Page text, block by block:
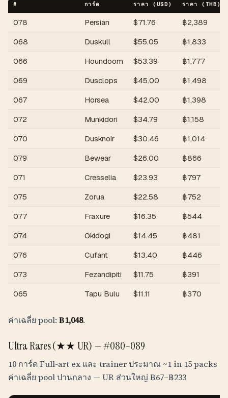
# การ์ด ราคา (USD) ราคา ( THB )
078 Persian $71.76 ฿2,389
068
Duskull $55.05 ฿1,833
066
Houndoom $53.39 ฿1,777
069
Dusclops $45.00 ฿1,498
067
Horsea $42.00 ฿1,398
072
Munkidori $34.79 ฿1,158
070
Dusknoir $30.46 ฿1,014
079
Bewear $26.00 ฿866
071
Cresselia $23.93 ฿797
075
Zorua $22.58 ฿752
077
Fraxure $16.35 ฿544
074
Okidogi $14.45 ฿481
076
Cufant $13.40 ฿446
073
Fezandipiti $11.75 ฿391
065
Tapu Bulu $11.11 ฿370
ค่าเฉลี่ย pool: ฿1,048.
Ultra Rares (★★ UR) —#080–089
10 การ์ด Full-art ex และ trainer ประมาณ ~1 in 15 packs
ค่าเฉลี่ย pool ปานกลาง — UR ส่วนใหญ่ ฿67–฿233